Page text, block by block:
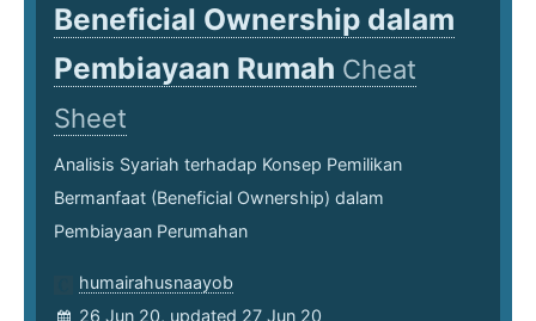
Beneficial Ownership dalam
Pembiayaan Rumah Cheat
Sheet
Analisis Syariah terhadap Konsep Pemilikan
Bermanfaat (Beneficial Ownership) dalam
Pembiayaan Perumahan
humairahusnaayob
26 Jun 20, updated 27 Jun 20